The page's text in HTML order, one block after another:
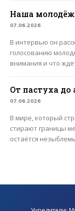
Наша
07.06.2026
В интервью он
голосованию
внимания и что
От пастуха до
07.06.2026
В мире, который
стирают границы
остаётся